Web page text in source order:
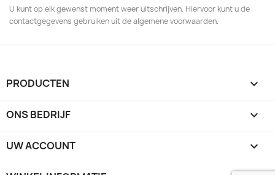
U kunt op elk gewenst moment weer uitschrijven. Hiervoor kunt u de
contactgegevens gebruiken uit de algemene voorwaarden.
PRODUCTEN 
ONS BEDRIJF 
UW ACCOUNT 